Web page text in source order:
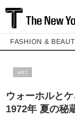
FASHION &
ART
ウォーホルとケ
1972年 夏の秘